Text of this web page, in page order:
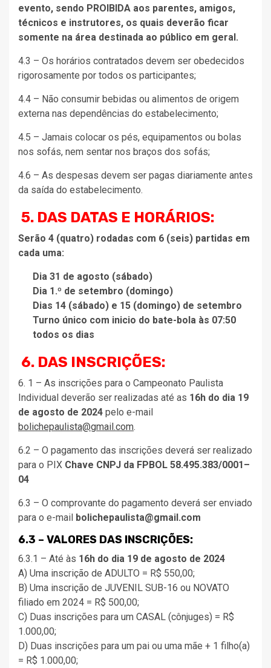
evento, sendo PROIBIDA aos parentes, amigos,
técnicos e instrutores, os quais deverão ficar
somente na área destinada ao público em geral.
4.3 – Os horários contratados devem ser obedecidos
rigorosamente por todos os participantes;
4.4 – Não consumir bebidas ou alimentos de origem
externa nas dependências do estabelecimento;
4.5 – Jamais colocar os pés, equipamentos ou bolas
nos sofás, nem sentar nos braços dos sofás;
4.6 – As despesas devem ser pagas diariamente antes
da saída do estabelecimento.
5. DAS DATAS E HORÁRIOS:
Serão 4 (quatro) rodadas com 6 (seis) partidas em
cada uma:
Dia 31 de agosto (sábado)
Dia 1.º de setembro (domingo)
Dias 14 (sábado) e 15 (domingo) de setembro
Turno único com inicio do bate-bola às 07:50
todos os dias
6. DAS INSCRIÇÕES:
6. 1 – As inscrições para o Campeonato Paulista
Individual deverão ser realizadas até as 16h do dia 19
de agosto de 2024 pelo e-mail
bolichepaulista@gmail.com.
6.2 – O pagamento das inscrições deverá ser realizado
para o PIX Chave CNPJ da FPBOL 58.495.383/0001–
04
6.3 – O comprovante do pagamento deverá ser enviado
para o e-mail bolichepaulista@gmail.com
6.3 – VALORES DAS INSCRIÇÕES:
6.3.1 – Até às 16h do dia 19 de agosto de 2024
A) Uma inscrição de ADULTO = R$ 550,00;
B) Uma inscrição de JUVENIL SUB-16 ou NOVATO
filiado em 2024 = R$ 500,00;
C) Duas inscrições para um CASAL (cônjuges) = R$
1.000,00;
D) Duas inscrições para um pai ou uma mãe + 1 filho(a)
= R$ 1.000,00;